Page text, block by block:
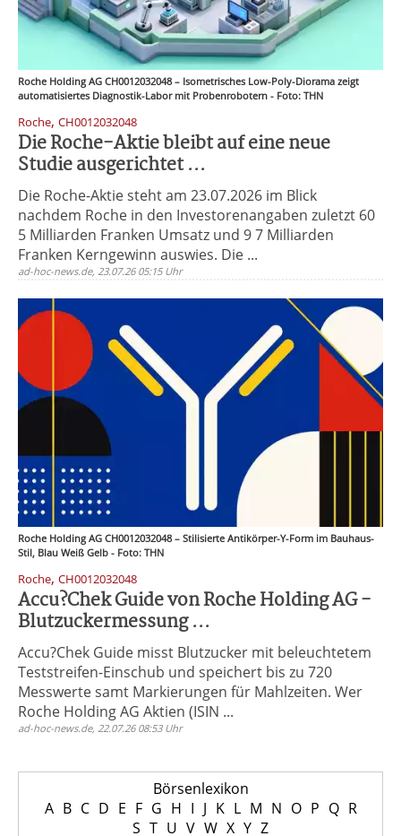
Roche Holding AG CH0012032048 – Isometrisches Low-Poly-Diorama zeigt
automatisiertes Diagnostik-Labor mit Probenrobotern - Foto: THN
Roche, CH0012032048
Die Roche-Aktie bleibt auf eine neue
Studie ausgerichtet ...
Die Roche-Aktie steht am 23.07.2026 im Blick
nachdem Roche in den Investorenangaben zuletzt 60
5 Milliarden Franken Umsatz und 9 7 Milliarden
Franken Kerngewinn auswies. Die ...
ad-hoc-news.de, 23.07.26 05:15 Uhr
Roche Holding AG CH0012032048 – Stilisierte Antikörper-Y-Form im Bauhaus-
Stil, Blau Weiß Gelb - Foto: THN
Roche, CH0012032048
Accu?Chek Guide von Roche Holding AG -
Blutzuckermessung ...
Accu?Chek Guide misst Blutzucker mit beleuchtetem
Teststreifen-Einschub und speichert bis zu 720
Messwerte samt Markierungen für Mahlzeiten. Wer
Roche Holding AG Aktien (ISIN ...
ad-hoc-news.de, 22.07.26 08:53 Uhr
Börsenlexikon
A B C D E F G H I J K L M N O P Q R
S T U V W X Y Z